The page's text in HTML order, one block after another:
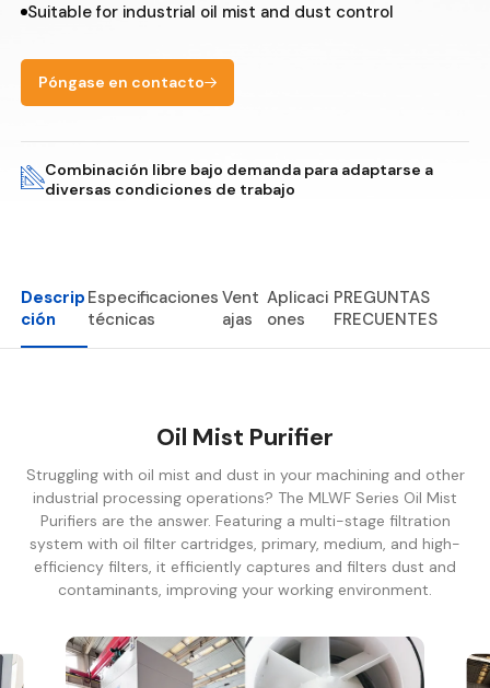
Suitable for industrial oil mist and dust control
Póngase en contacto
Combinación libre bajo demanda para adaptarse a
diversas condiciones de trabajo
Descrip
ción
Especificaciones
técnicas
Vent
ajas
Aplicaci
ones
PREGUNTAS
FRECUENTES
Oil Mist Purifier
Struggling with oil mist and dust in your machining and other
industrial processing operations? The MLWF Series Oil Mist
Purifiers are the answer. Featuring a multi-stage filtration
system with oil filter cartridges, primary, medium, and high-
efficiency filters, it efficiently captures and filters dust and
contaminants, improving your working environment.